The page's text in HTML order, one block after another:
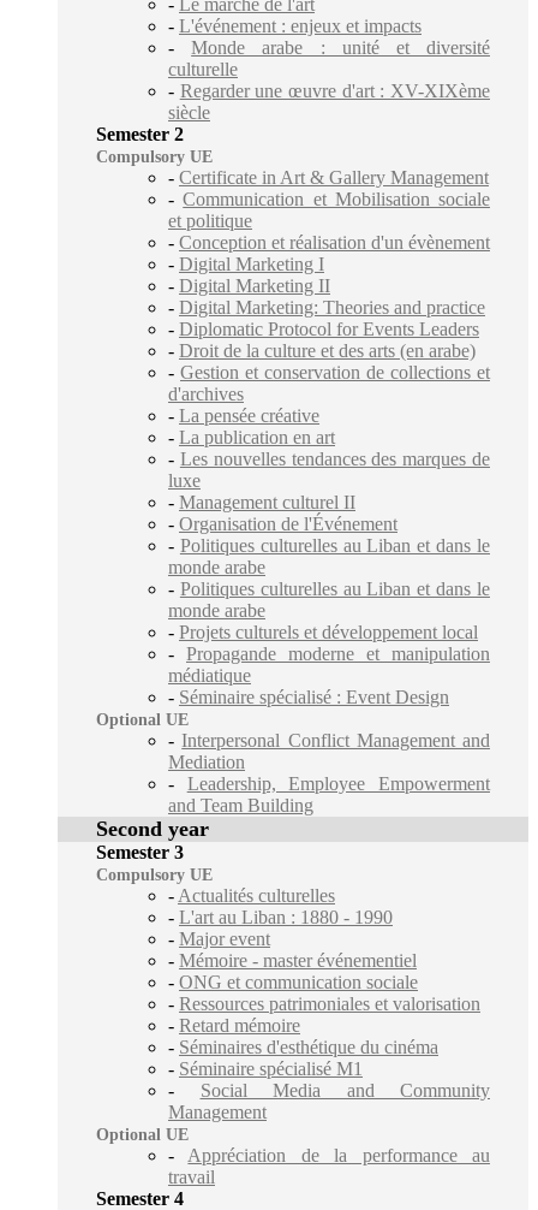
-
Le marché de l'art
- L'événement : enjeux et impacts
-Monde arabe : unité et diversité
culturelle
- Regarder une œuvre d'art : XV-XIXème
siècle
Semester 2
Compulsory UE
- Certificate in Art & Gallery Management
-Communication et Mobilisation sociale
et politique
- Conception et réalisation d'un évènement
- Digital Marketing I
- Digital Marketing II
- Digital Marketing: Theories and practice
- Diplomatic Protocol for Events Leaders
- Droit de la culture et des arts (en arabe)
- Gestion et conservation de collections et
d'archives
- La pensée créative
- La publication en art
- Les nouvelles tendances des marques de
luxe
- Management culturel II
- Organisation de l'Événement
- Politiques culturelles au Liban et dans le
monde arabe
- Politiques culturelles au Liban et dans le
monde arabe
- Projets culturels et développement local
- Propagande moderne et manipulation
médiatique
- Séminaire spécialisé : Event Design
Optional UE
-Interpersonal Conflict Management and
Mediation
- Leadership, Employee Empowerment
and Team Building
Second year
Semester 3
Compulsory UE
- Actualités culturelles
- L'art au Liban : 1880 - 1990
- Major event
- Mémoire - master événementiel
- ONG et communication sociale
- Ressources patrimoniales et valorisation
- Retard mémoire
- Séminaires d'esthétique du cinéma
- Séminaire spécialisé M1
- Social Media and Community
Management
Optional UE
- Appréciation de la performance au
travail
Semester 4